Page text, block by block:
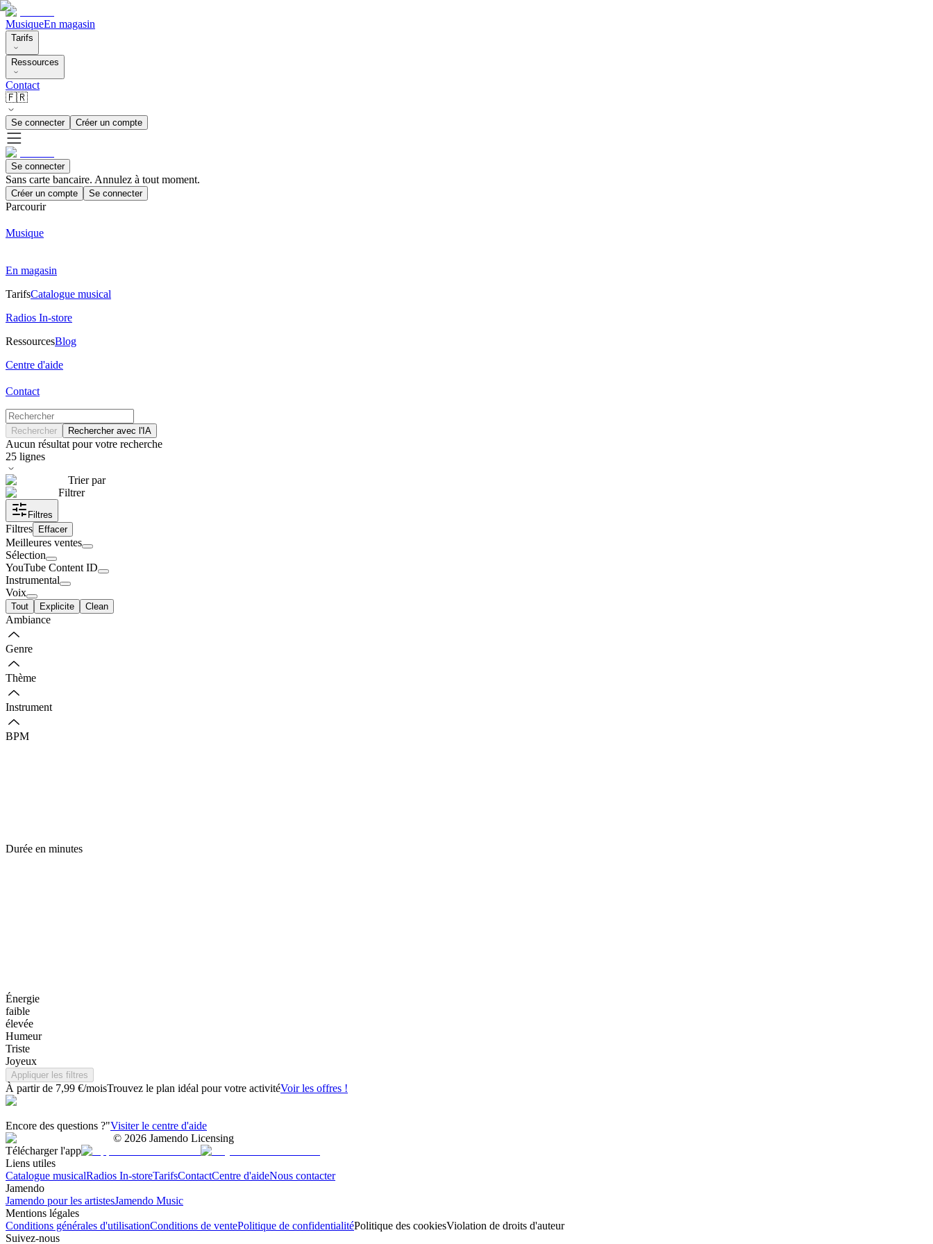
MusiqueEn magasin
Tarifs
Ressources
Contact
🇫🇷
Se connecter Créer un compte
Se connecter
Sans carte bancaire. Annulez à tout moment.
Créer un compte Se connecter
Parcourir
Musique
En magasin
TarifsCatalogue musical
Radios In-store
RessourcesBlog
Centre d'aide
Contact
Rechercher Rechercher avec l'IA
Aucun résultat pour votre recherche
25 lignes
Trier par
Filtrer
Filtres
Filtres Effacer
Meilleures ventes
Sélection
YouTube Content ID
Instrumental
Voix
Tout Explicite Clean
Ambiance
Genre
Thème
Instrument
BPM
Durée en minutes
Énergie
faible
élevée
Humeur
Triste
Joyeux
Appliquer les filtres
À partir de 7,99 €/moisTrouvez le plan idéal pour votre activitéVoir les offres !
Encore des questions ?"Visiter le centre d'aide
© 2026 Jamendo Licensing
Télécharger l'app
Liens utiles
Catalogue musicalRadios In-storeTarifsContactCentre d'aideNous contacter
Jamendo
Jamendo pour les artistesJamendo Music
Mentions légales
Conditions générales d'utilisationConditions de ventePolitique de confidentialitéPolitique des cookiesViolation de droits d'auteur
Suivez-nous